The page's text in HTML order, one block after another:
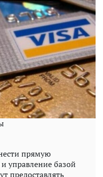
прямую
и управление базой
предоставлять